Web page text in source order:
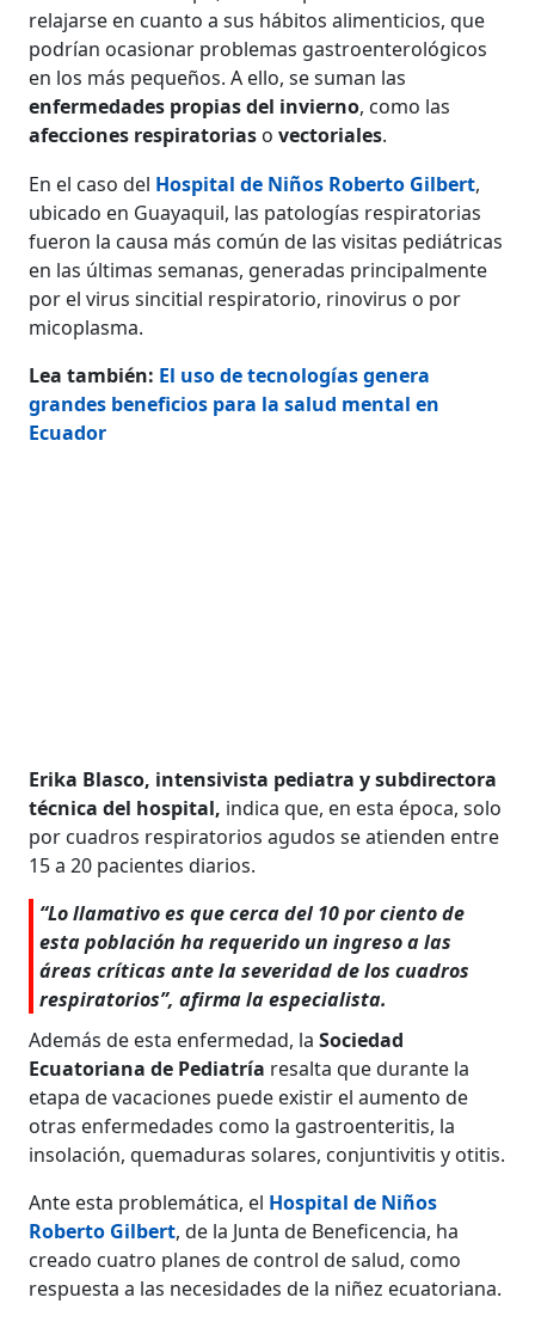
relajarse en cuanto a sus hábitos alimenticios, que
podrían ocasionar problemas gastroenterológicos
en los más pequeños. A ello, se suman las
enfermedades propias del invierno, como las
afecciones respiratorias o vectoriales.
En el caso del Hospital de Niños Roberto Gilbert,
ubicado en Guayaquil, las patologías respiratorias
fueron la causa más común de las visitas pediátricas
en las últimas semanas, generadas principalmente
por el virus sincitial respiratorio, rinovirus o por
micoplasma.
Lea también: El uso de tecnologías genera
grandes beneficios para la salud mental en
Ecuador
Erika Blasco, intensivista pediatra y subdirectora
técnica del hospital, indica que, en esta época, solo
por cuadros respiratorios agudos se atienden entre
15 a 20 pacientes diarios.
“Lo llamativo es que cerca del 10 por ciento de
esta población ha requerido un ingreso a las
áreas críticas ante la severidad de los cuadros
respiratorios”, afirma la especialista.
Además de esta enfermedad, laSociedad
Ecuatoriana de Pediatría resalta que durante la
etapa de vacaciones puede existir el aumento de
otras enfermedades como la gastroenteritis, la
insolación, quemaduras solares, conjuntivitis y otitis.
Ante esta problemática, el Hospital de Niños
Roberto Gilbert, de la Junta de Beneficencia, ha
creado cuatro planes de control de salud, como
respuesta a las necesidades de la niñez ecuatoriana.